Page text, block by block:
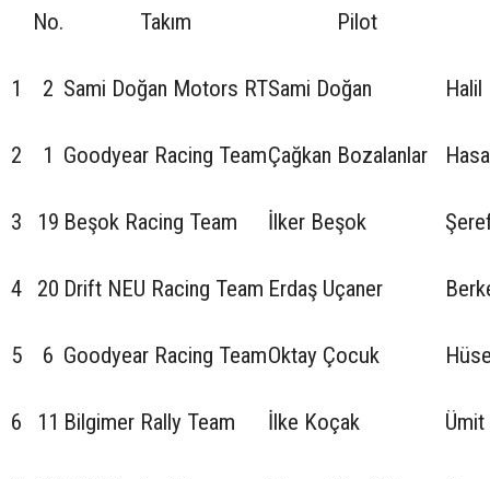
No. Takım Pilot
1 2 Sami Doğan Motors RTSami Doğan Halil
2 1 Goodyear Racing TeamÇağkan Bozalanlar
3 19 Beşok Racing Team İlker Beşok
4 20 Drift NEU Racing Team Erdaş Uçaner
5 6 Goodyear Racing TeamOktay Çocuk
6 11 Bilgimer Rally Team İlke Koçak